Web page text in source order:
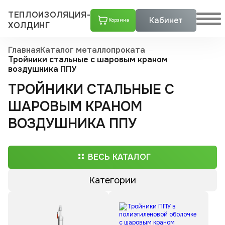
ТЕПЛОИЗОЛЯЦИЯ-
ХОЛДИНГ
Корзина Кабинет
ГлавнаяКаталог металлопроката
Тройники стальные с шаровым краном
воздушника ППУ
ТРОЙНИКИ СТАЛЬНЫЕ С
ШАРОВЫМ КРАНОМ
ВОЗДУШНИКА ППУ
ВЕСЬ КАТАЛОГ
Категории